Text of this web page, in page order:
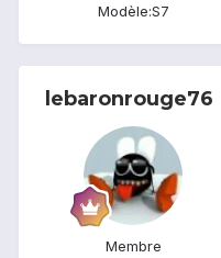
Modèle:S7
lebaronrouge76
Membre